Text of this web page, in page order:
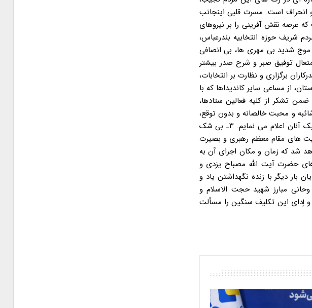
انحراف است. مسرت قلبی اینجانب
نقش آفرینی را بر نیروهای
شریف حوزه انتخابیه بندرعباس،
است. علیرغم موج شدید بی مهری ها، بی انصافی
توفیق صبر و شرح صدر بیشتر
برگزاری و نظارت بر انتخابات،
از مساعی سایر کاندیداها که با
فضای رقابتی را جهت برگزاری هر چه پر شورتر این انتخابات فراهم نمودند قدر دانی می نمایم. ۲ـ ضمن تشکر از کلیه فعالین ستادها،
و محبت خالصانه و بدون توقع،
فرزند خود را مورد لطف بیکران قرار دادند؛ مراتب اعتذار خود را به دلیل عدم امکان پاسخگویی به ابراز لطف یکایک آنان اعلام می نمایم. ۳ـ بی شک
های مقام معظم رهبری و بصیرت
شد که زمان و مکان اجرای آن به
حضرت آیت الله مصباح یزدی و
بار دیگر با زنده نگهداشتن یاد و
مبارز شهید حجت الاسلام و
و إدای این تکلیف سنگین را مسألت